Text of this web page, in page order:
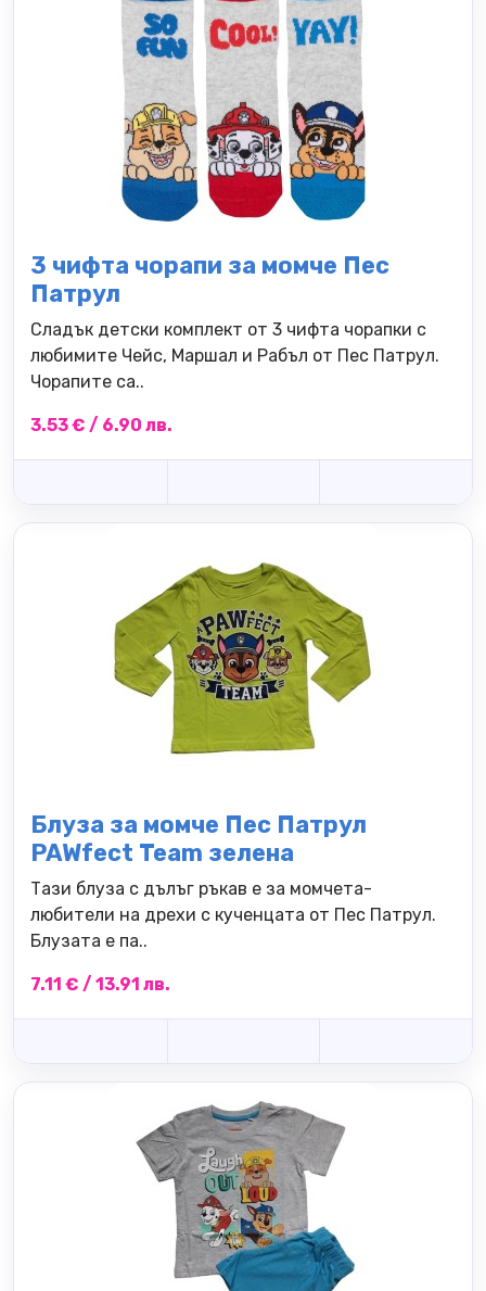
3 чифта чорапи за момче Пес
Патрул
Сладък детски комплект от 3 чифта чорапки с
любимите Чейс, Маршал и Рабъл от Пес Патрул.
Чорапите са..
3.53 € / 6.90 лв.
Блуза за момче Пес Патрул
PAWfect Team зелена
Тази блуза с дълъг ръкав е за момчета-
любители на дрехи с кученцата от Пес Патрул.
Блузата е па..
7.11 € / 13.91 лв.